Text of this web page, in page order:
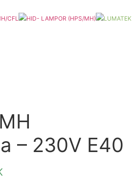
CFL HID- LAMPOR (HPS/MH)
LUMATEK
– 230V E40